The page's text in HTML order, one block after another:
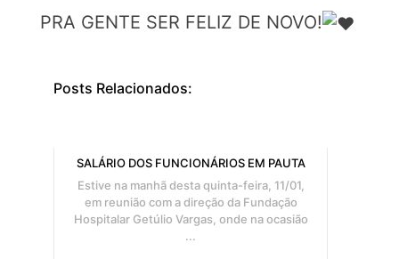
PRA GENTE SER FELIZ DE NOVO!
Posts Relacionados:
SALÁRIO DOS FUNCIONÁRIOS EM PAUTA
Estive na manhã desta quinta-feira, 11/01,
em reunião com a direção da Fundação
Hospitalar Getúlio Vargas, onde na ocasião
...